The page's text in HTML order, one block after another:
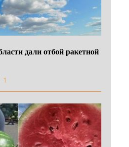
дали отбой ракетной
1